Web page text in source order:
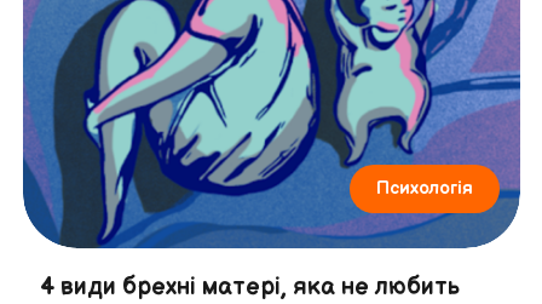
Психологія
4 види брехні матері, яка не любить